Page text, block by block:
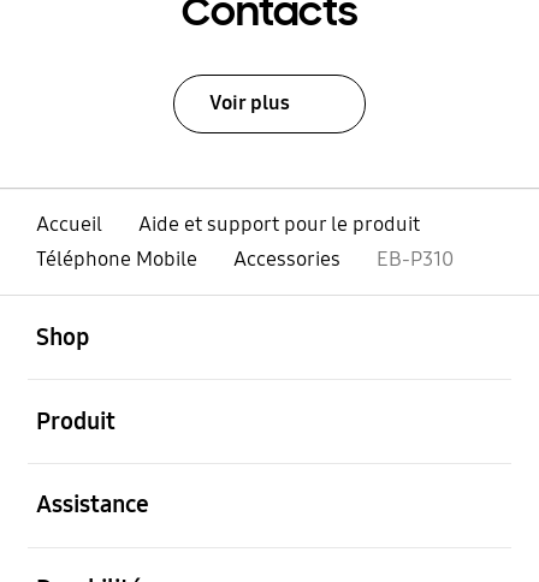
Contacts
Voir plus
Accueil
Aide et support pour le produit
Téléphone Mobile
Accessories EB-P310
Shop
Produit
Assistance